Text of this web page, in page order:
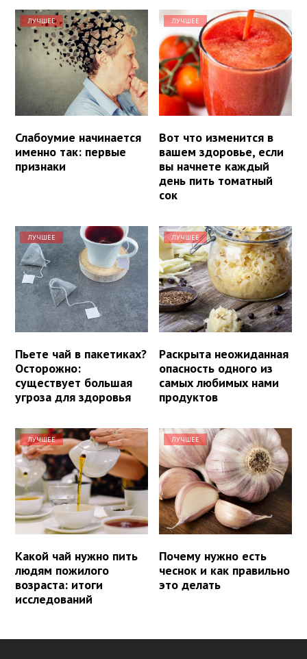
ЛУЧШЕЕ
Слабоумие начинается
именно так: первые
признаки
ЛУЧШЕЕ
Вот что изменится в
вашем здоровье, если
вы начнете каждый
день пить томатный
сок
ЛУЧШЕЕ
Пьете чай в пакетиках?
Осторожно:
существует большая
угроза для здоровья
ЛУЧШЕЕ
Раскрыта неожиданная
опасность одного из
самых любимых нами
продуктов
ЛУЧШЕЕ
Какой чай нужно пить
людям пожилого
возраста: итоги
исследований
ЛУЧШЕЕ
Почему нужно есть
чеснок и как правильно
это делать